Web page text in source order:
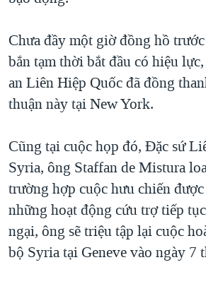
Chưa đầy một giờ đồng hồ
bắn tạm thời bắt đầu có hiệu
an Liên Hiệp Quốc đã đồng
thuận này tại New York.
Cũng tại cuộc họp đó, Đặc sứ
Syria, ông Staffan de Mistura
trường hợp cuộc hưu chiến
những hoạt động cứu trợ tiếp
ngại, ông sẽ triệu tập lại cuộc
bộ Syria tại Geneve vào ngày 7